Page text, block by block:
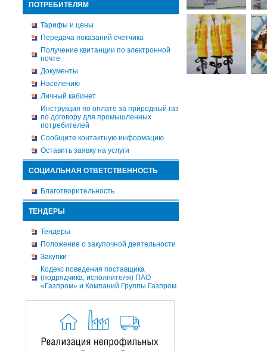
ПОТРЕБИТЕЛЯМ
Тарифы и цены
Передача показаний счетчика
Получение квитанции по электронной
почте
Документы
Населению
Личный кабинет
Инструкция по оплате за природный газ
по договору для промышленных
потребителей
Сообщите контактную информацию
Оставить заявку на услуги
СОЦИАЛЬНАЯ ОТВЕТСТВЕННОСТЬ
Благотворительность
ТЕНДЕРЫ
Тендеры
Положение о закупочной деятельности
Закупки
Кодекс поведения поставщика
(подрядчика, исполнителя) ПАО
«Газпром» и Компаний Группы Газпром